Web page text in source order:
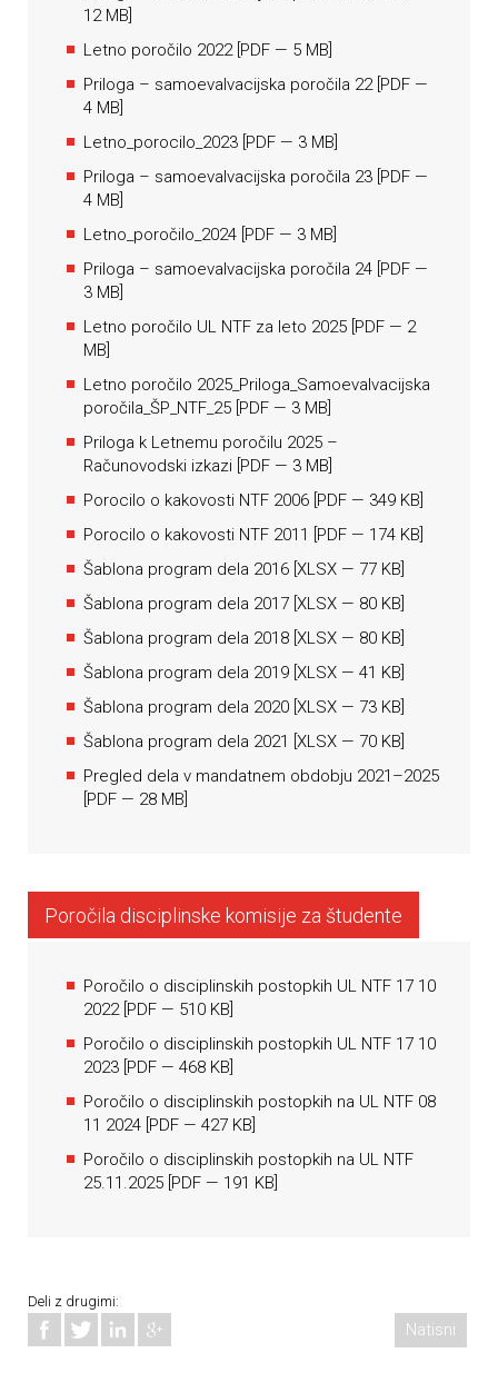
12 MB]
Letno poročilo 2022[ PDF — 5 MB]
Priloga – samoevalvacijska poročila 22[ PDF —
4 MB]
Letno_porocilo_2023 PDF — 3 MB]
Priloga – samoevalvacijska poročila 23 PDF —
4 MB]
Letno_poročilo_2024 PDF — 3 MB]
Priloga – samoevalvacijska poročila 24 PDF —
3 MB]
Letno poročilo UL NTF za leto 2025 PDF — 2
MB]
Letno poročilo 2025_Priloga_Samoevalvacijska
poročila_ŠP_NTF_25 PDF — 3 MB]
Priloga k Letnemu poročilu 2025 –
Računovodski izkazi PDF — 3 MB]
Porocilo o kakovosti NTF 2006 PDF — 349 KB]
Porocilo o kakovosti NTF 2011
PDF — 174 KB]
Šablona program dela 2016 XLSX — 77 KB]
Šablona program dela 2017 XLSX — 80 KB]
Šablona program dela 2018 XLSX — 80 KB]
Šablona program dela 2019 XLSX — 41 KB]
Šablona program dela 2020 XLSX — 73 KB]
Šablona program dela 2021 XLSX — 70 KB]
Pregled dela v mandatnem obdobju 2021–2025
PDF — 28 MB]
Poročila disciplinske komisije za študente
Poročilo o disciplinskih postopkih UL NTF 17 10
2022[ PDF — 510 KB]
Poročilo o disciplinskih postopkih UL NTF 17 10
2023 PDF — 468 KB]
Poročilo o disciplinskih postopkih na UL NTF 08
11 2024 PDF — 427 KB]
Poročilo o disciplinskih postopkih na UL NTF
25.11.2025 PDF — 191 KB]
Deli z drugimi:
Natisni